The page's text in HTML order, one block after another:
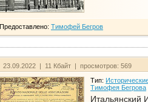
Предоставлено: Тимофей Бегров
23.09.2022 | 11 Кбайт | просмотров: 569
Тип:
Тимофея Бегрова
Итальянский